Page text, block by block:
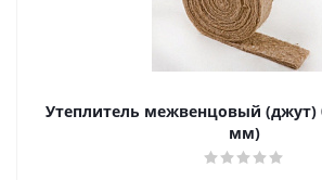
Утеплитель межвенцовый (джут)
мм)